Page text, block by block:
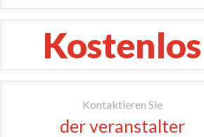
Kostenlos
Kontaktieren Sie
der veranstalter